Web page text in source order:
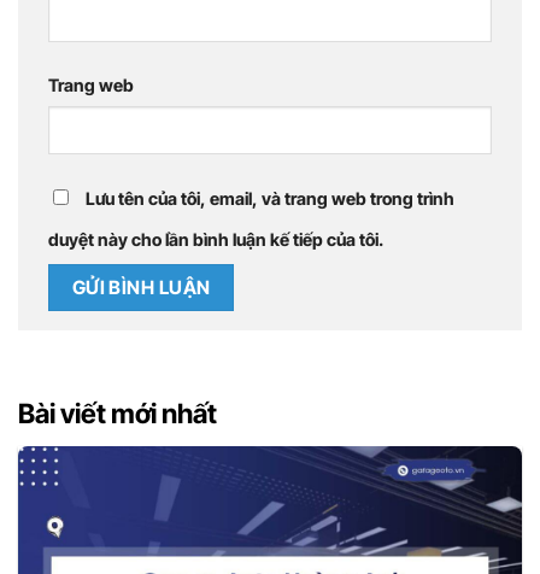
Trang web
Lưu tên của tôi, email, và trang web trong trình
duyệt này cho lần bình luận kế tiếp của tôi.
Bài viết mới nhất